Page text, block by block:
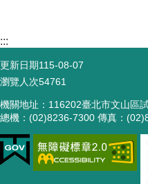
:::
更新日期115-08-07
瀏覽人次54761
機關地址：116202臺北市文山區
總機：(02)8236-7300 傳真：